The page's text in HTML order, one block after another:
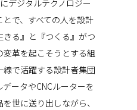
デジタルテクノロジー
で、すべての人を設計
きる』と『つくる』がつ
変革を起こそうとする組
で活躍する設計者集団
ータやCNCルーターを
世に送り出しながら、